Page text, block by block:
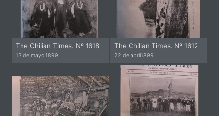
The Chilian Times. Nº 1618
13 de mayo1899
The Chilian Times. Nº 1612
22 de abril1899